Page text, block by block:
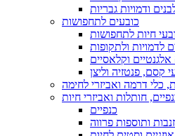
ודמויות גבריות
כובעים לתחפושות
חיות לתחפושות
לדמויות ולתקופות
אלגנטיים וקלאסיים
קסם, פנטזיה וליצן
כלי דרמה ואביזרי לחימה
חותלות ואביזרי חיות
כנפיים
ותוספות פרווה